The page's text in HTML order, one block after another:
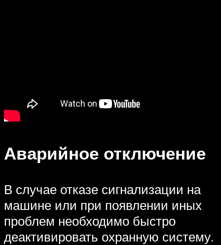
Аварийное отключение
В случае отказе сигнализации на
машине или при появлении иных
проблем необходимо быстро
деактивировать охранную систему.